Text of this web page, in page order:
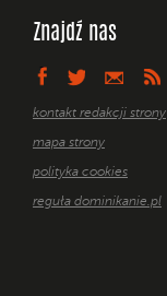
Znajdź nas
kontakt redakcji strony
mapa strony
polityka cookies
reguła dominikanie.pl